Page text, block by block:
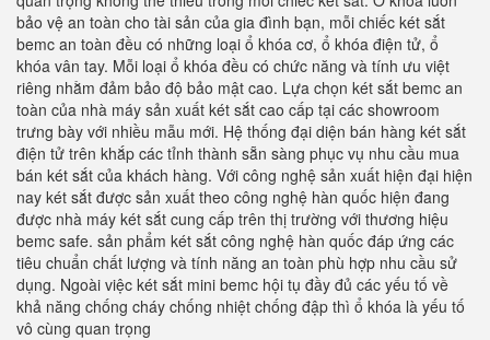
bảo vệ an toàn cho tài sản của gia đình bạn, mỗi chiếc két sắt
bemc an toàn đều có những loại ổ khóa cơ, ổ khóa điện tử, ổ
khóa vân tay. Mỗi loại ổ khóa đều có chức năng và tính ưu việt
riêng nhằm đảm bảo độ bảo mật cao. Lựa chọn két sắt bemc an
toàn của nhà máy sản xuất két sắt cao cấp tại các showroom
trưng bày với nhiều mẫu mới. Hệ thống đại diện bán hàng két sắt
điện tử trên khắp các tỉnh thành sẵn sàng phục vụ nhu cầu mua
bán két sắt của khách hàng. Với công nghệ sản xuất hiện đại hiện
nay két sắt được sản xuất theo công nghệ hàn quốc hiện đang
được nhà máy két sắt cung cấp trên thị trường với thương hiệu
bemc safe. sản phẩm két sắt công nghệ hàn quốc đáp ứng các
tiêu chuẩn chất lượng và tính năng an toàn phù hợp nhu cầu sử
dụng. Ngoài việc két sắt mini bemc hội tụ đầy đủ các yếu tố về
khả năng chống cháy chống nhiệt chống đập thì ổ khóa là yếu tố
vô cùng quan trọng